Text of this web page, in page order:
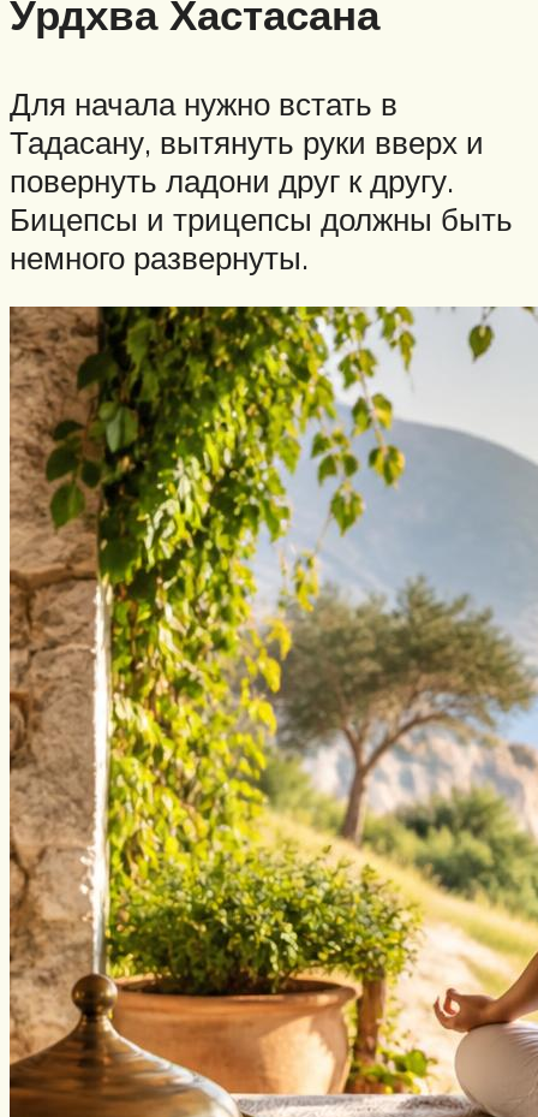
Урдхва Хастасана
Для начала нужно встать в
Тадасану, вытянуть руки вверх и
повернуть ладони друг к другу.
Бицепсы и трицепсы должны быть
немного развернуты.